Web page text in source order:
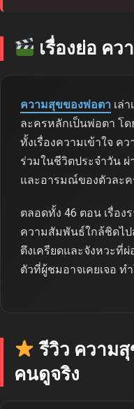
เรื่องย่อ ค
ความสุขของพ่อตา เล่
ละครหลักเป็นพ่อตา โ
ทั้งเรื่องความเข้าใจ ค
ร่วมในชีวิตประจำวัน
และอารมณ์ของตัวละค
ตลอดทั้ง 46 ตอน เรื่อง
ความสัมพันธ์ใกล้ชิดไ
ตึงเครียดและจังหวะที่
ตัวที่ผู้ชมอาจเคยเจอ ท
รีวิว ความ
คนดูจริง